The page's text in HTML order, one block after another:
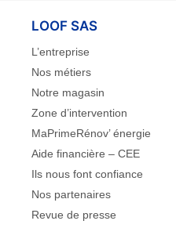
LOOF SAS
L’entreprise
Nos métiers
Notre magasin
Zone d’intervention
MaPrimeRénov’ énergie
Aide financière – CEE
Ils nous font confiance
Nos partenaires
Revue de presse